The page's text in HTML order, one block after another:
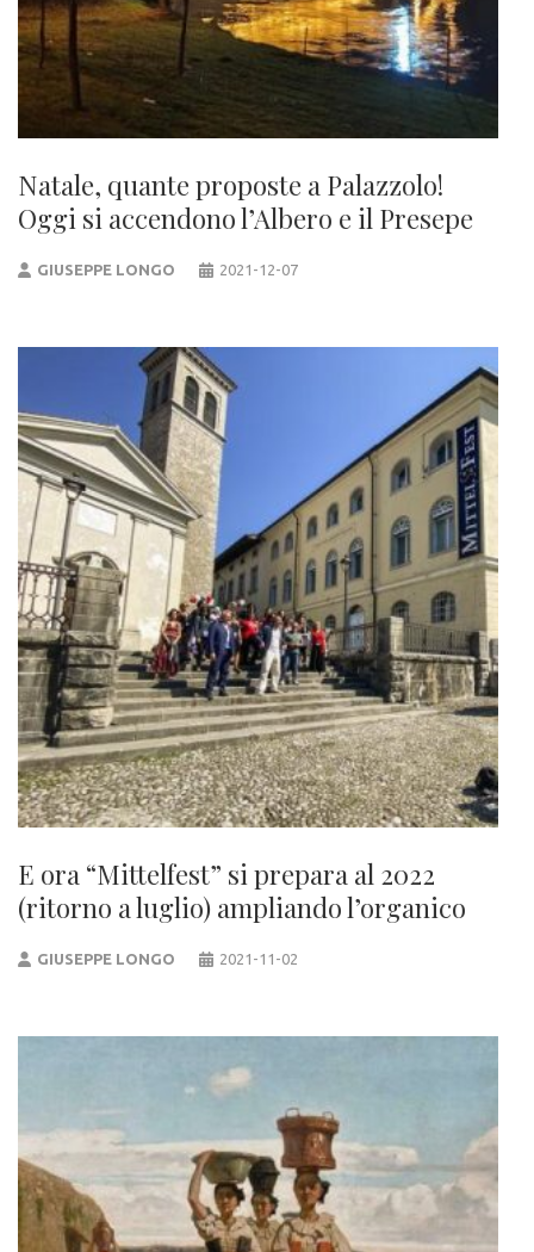
Natale, quante proposte a Palazzolo!
Oggi si accendono l’Albero e il Presepe
GIUSEPPE LONGO 2021-12-07
E ora “Mittelfest” si prepara al 2022
(ritorno a luglio) ampliando l’organico
GIUSEPPE LONGO 2021-11-02